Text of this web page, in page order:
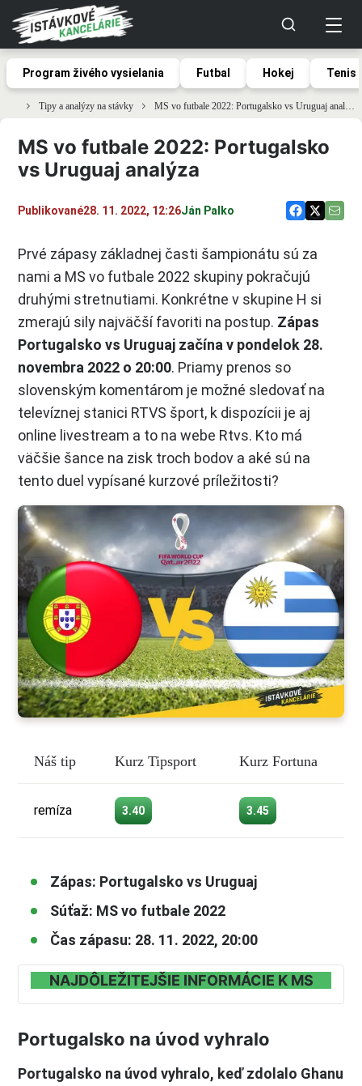
Program živého vysielania Futbal Hokej Tenis
Tipy a analýzy na stávky MS vo futbale 2022: Portugalsko vs Uruguaj analýza
MS vo futbale 2022: Portugalsko
vs Uruguaj analýza
Publikované28. 11. 2022, 12:26Ján Palko
Prvé zápasy základnej časti šampionátu sú za
nami a MS vo futbale 2022 skupiny pokračujú
druhými stretnutiami. Konkrétne v skupine H si
zmerajú sily najväčší favoriti na postup. Zápas
Portugalsko vs Uruguaj začína v pondelok 28.
novembra 2022 o 20:00. Priamy prenos so
slovenským komentárom je možné sledovať na
televíznej stanici RTVS šport, k dispozícii je aj
online livestream a to na webe Rtvs. Kto má
väčšie šance na zisk troch bodov a aké sú na
tento duel vypísané kurzové príležitosti?
Náš tip Kurz Tipsport Kurz Fortuna
remíza 3.40 3.45
Zápas: Portugalsko vs Uruguaj
Súťaž: MS vo futbale 2022
Čas zápasu: 28. 11. 2022, 20:00
NAJDÔLEŽITEJŠIE INFORMÁCIE K MS
Portugalsko na úvod vyhralo
Portugalsko na úvod vyhralo, keď zdolalo Ghanu